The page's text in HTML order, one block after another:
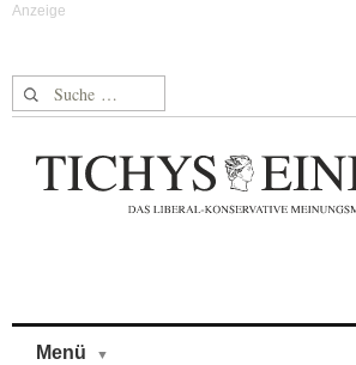
Suche nach:
Menü